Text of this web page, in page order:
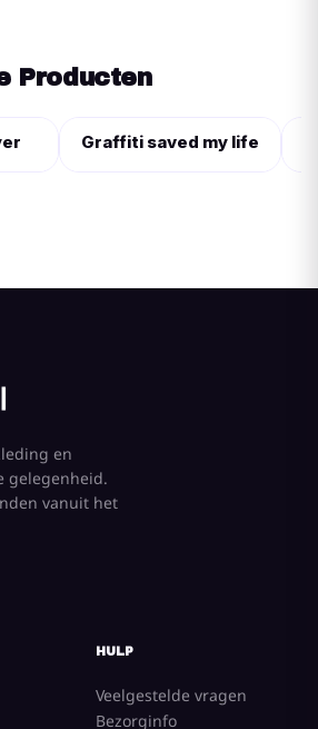
Producten
Graffiti saved my life
en
gelegenheid.
vanuit het
HULP
Veelgestelde vragen
Bezorginfo